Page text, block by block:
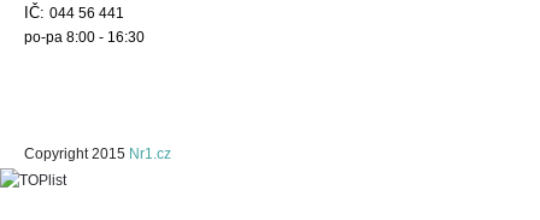
IČ: 044 56 441
po-pa 8:00 - 16:30
Copyright 2015 Nr1.cz